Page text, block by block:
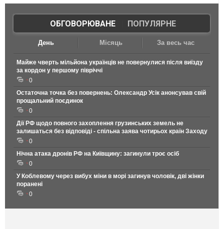
ОБГОВОРЮВАНЕ| ПОПУЛЯРНЕ
День Місяць За весь час
Майже чверть мільйона українців не повернулися після виїзду
за кордон у першому півріччі
0
Остаточна точка без повернень: Олександр Усік анонсував свій
прощальний поєдинок
0
Дії РФ щодо повного захоплення грузинських земель не
залишаться без відповіді - спільна заява чотирьох країн Заходу
0
Нічна атака дронів РФ на Київщину: загинули троє осіб
0
У Коблевому через вибух міни в морі загинув чоловік, дві жінки
поранені
0